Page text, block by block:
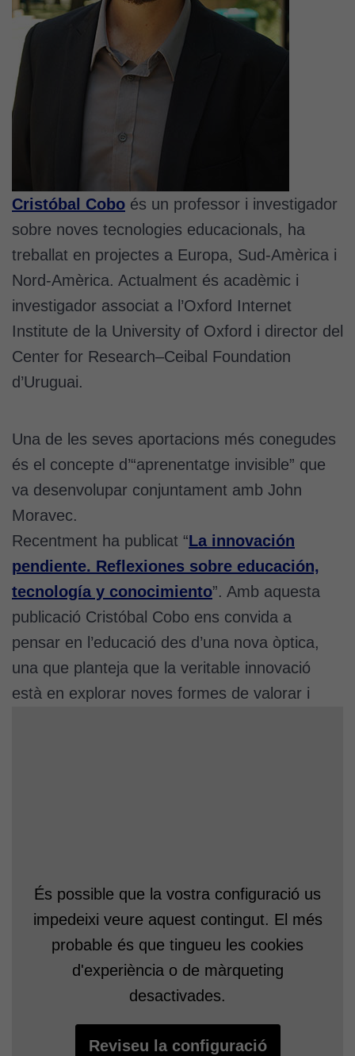
Cristóbal Cobo és un professor i investigador
sobre noves tecnologies educacionals, ha
treballat en projectes a Europa, Sud-Amèrica i
Nord-Amèrica. Actualment és acadèmic i
investigador associat a l’Oxford Internet
Institute de la University of Oxford i director del
Center for Research–Ceibal Foundation
d’Uruguai.
Una de les seves aportacions més conegudes
és el concepte d’“aprenentatge invisible” que
va desenvolupar conjuntament amb John
Moravec.
Recentment ha publicat “La innovación
pendiente. Reflexiones sobre educación,
tecnología y conocimiento”. Amb aquesta
publicació Cristóbal Cobo ens convida a
pensar en l’educació des d’una nova òptica,
una que planteja que la veritable innovació
està en explorar noves formes de valorar i
de la hiper-
complejidad y el
positivismo digital
És possible que la vostra configuració us
impedeixi veure aquest contingut. El més
probable és que tingueu les cookies
d'experiència o de màrqueting
desactivades.
Reviseu la configuració